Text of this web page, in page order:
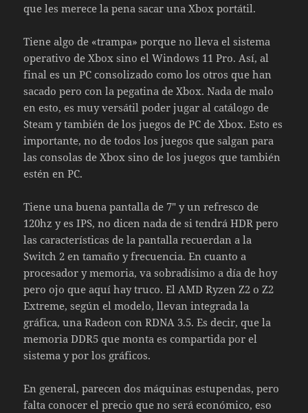
que les merece la pena sacar una Xbox portátil.
Tiene algo de «trampa» porque no lleva el sistema
operativo de Xbox sino el Windows 11 Pro. Así, al
final es un PC consolizado como los otros que han
sacado pero con la pegatina de Xbox. Nada de malo
en esto, es muy versátil poder jugar al catálogo de
Steam y también de los juegos de PC de Xbox. Esto es
importante, no de todos los juegos que salgan para
las consolas de Xbox sino de los juegos que también
estén en PC.
Tiene una buena pantalla de 7″ y un refresco de
120hz y es IPS, no dicen nada de si tendrá HDR pero
las características de la pantalla recuerdan a la
Switch 2 en tamaño y frecuencia. En cuanto a
procesador y memoria, va sobradísimo a día de hoy
pero ojo que aquí hay truco. El AMD Ryzen Z2 o Z2
Extreme, según el modelo, llevan integrada la
gráfica, una Radeon con RDNA 3.5. Es decir, que la
memoria DDR5 que monta es compartida por el
sistema y por los gráficos.
En general, parecen dos máquinas estupendas, pero
falta conocer el precio que no será económico, eso